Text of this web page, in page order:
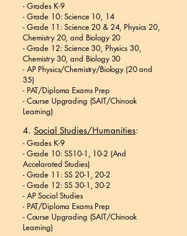
- Grades K-9
- Grade 10: Science 10, 14
- Grade 11: Science 20 & 24, Physics 20,
Chemistry 20, and Biology 20
- Grade 12: Science 30, Physics 30,
Chemistry 30, and Biology 30
- AP Physics/Chemistry/Biology (20 and
35)
- PAT/Diploma Exams Prep
- Course Upgrading (SAIT/Chinook
Learning)
4. Social Studies/Humanities:
- Grades K-9
- Grade 10: SS10-1, 10-2 (And
Accelarated Studies)
- Grade 11: SS 20-1, 20-2
- Grade 12: SS 30-1, 30-2
- AP Social Studies
- PAT/Diploma Exams Prep
- Course Upgrading (SAIT/Chinook
Learning)